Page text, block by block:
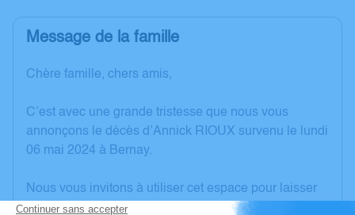
Message de la famille
Chère famille, chers amis,
C’est avec une grande tristesse que nous vous
annonçons le décès d’Annick RIOUX survenu le lundi
06 mai 2024 à Bernay.
Nous vous invitons à utiliser cet espace pour laisser
vos condoléances, partager des photos souvenirs,